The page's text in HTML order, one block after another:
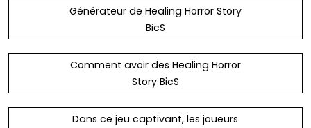
Générateur de Healing Horror Story
BicS
Comment avoir des Healing Horror
Story BicS
Dans ce jeu captivant, les joueurs